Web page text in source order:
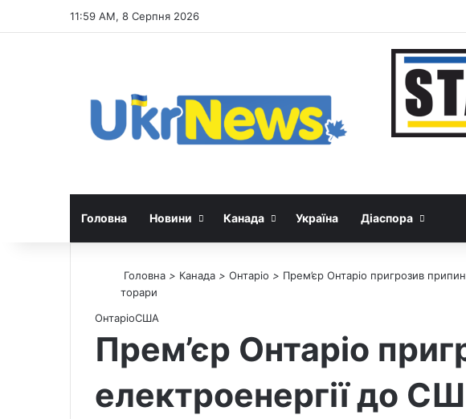
11:59 AM, 8 Серпня 2026
Головна Новини Канада Україна Діаспора
Головна > Канада > Онтаріо > Прем’єр Онтаріо пригрозив
торари
ОнтаріоСША
Прем’єр Онтаріо
електроенергії до